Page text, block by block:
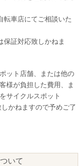
転車店にてご相談いた
保証対応致しかねま
ット店舗、または他の
様が負担した費用、ま
サイクルスポット
かねますので予めご了
いて